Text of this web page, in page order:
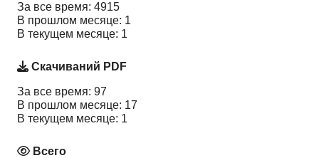
За все время: 4915
В прошлом месяце: 1
В текущем месяце: 1
Скачиваний PDF
За все время: 97
В прошлом месяце: 17
В текущем месяце: 1
Всего